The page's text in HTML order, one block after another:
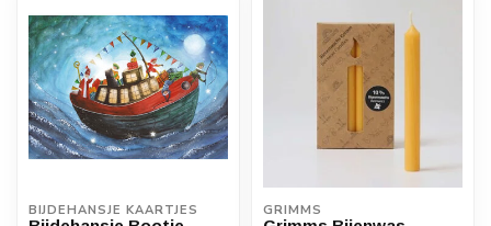
BIJDEHANSJE KAARTJES GRIMMS